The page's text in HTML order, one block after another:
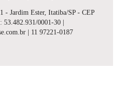
- Jardim Ester, Itatiba/SP - CEP
53.482.931/0001-30 |
| 11 97221-0187